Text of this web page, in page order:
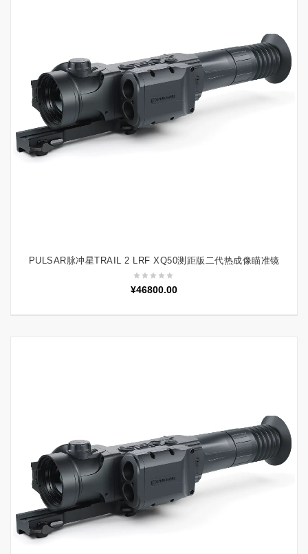
加入购物车
PULSAR脉冲星TRAIL 2 LRF XQ50测距版二代热成像瞄准镜
¥46800.00